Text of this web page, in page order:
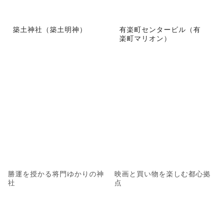
築土神社（築土明神）
勝運を授かる将門ゆかりの神
社
有楽町センタービル（有
楽町マリオン）
映画と買い物を楽しむ都心拠
点